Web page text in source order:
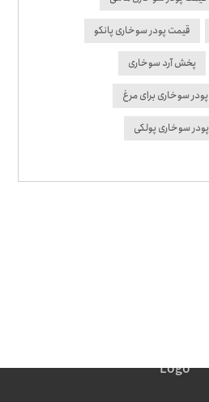
قیمت پودر سوخاری پانکو
پخش آرد سوخاری
پودر سوخاری برای مرغ
پودر سوخاری پولکی